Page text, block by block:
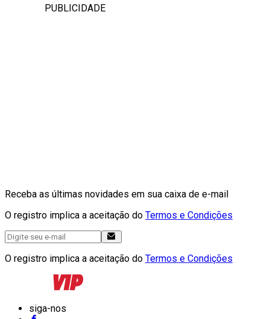
PUBLICIDADE
Receba as últimas novidades em sua caixa de e-mail
O registro implica a aceitação do Termos e Condições
O registro implica a aceitação do Termos e Condições
siga-nos